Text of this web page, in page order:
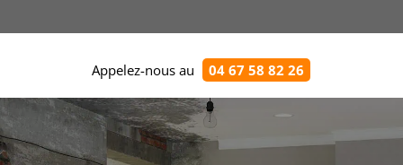
Appelez-nous au 04 67 58 82 26